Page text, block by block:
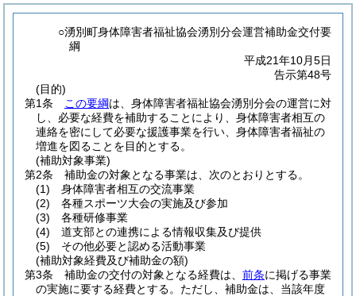
○湧別町身体障害者福祉協会湧別分会運営補助金交付要
綱
平成21年10月5日
告示第48号
(目的)
第1条
この要綱は、身体障害者福祉協会湧別分会の運営に対
し、必要な経費を補助することにより、身体障害者相互の
連絡を密にして必要な援護事業を行い、身体障害者福祉の
増進を図ることを目的とする。
(補助対象事業)
第2条
補助金の対象となる事業は、次のとおりとする。
(1)
身体障害者相互の交流事業
(2)
各種スポーツ大会の実施及び参加
(3)
各種研修事業
(4)
道支部との連携による情報収集及び提供
(5)
その他必要と認める活動事業
(補助対象経費及び補助金の額)
第3条
補助金の交付の対象となる経費は、 前条に掲げる事業
の実施に要する経費とする。 ただし、補助金は、当該年度